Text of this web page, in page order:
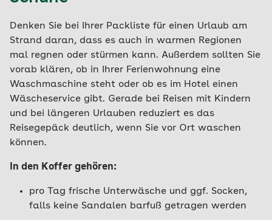
Denken Sie bei Ihrer Packliste für einen Urlaub am
Strand daran, dass es auch in warmen Regionen
mal regnen oder stürmen kann. Außerdem sollten Sie
vorab klären, ob in Ihrer Ferienwohnung eine
Waschmaschine steht oder ob es im Hotel einen
Wäscheservice gibt. Gerade bei Reisen mit Kindern
und bei längeren Urlauben reduziert es das
Reisegepäck deutlich, wenn Sie vor Ort waschen
können.
In den Koffer gehören:
pro Tag frische Unterwäsche und ggf. Socken,
falls keine Sandalen barfuß getragen werden